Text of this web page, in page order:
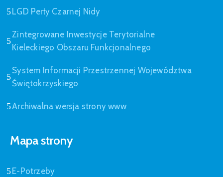
LGD Perły Czarnej Nidy
Zintegrowane Inwestycje Terytorialne
Kieleckiego Obszaru Funkcjonalnego
System Informacji Przestrzennej Województwa
Świętokrzyskiego
Archiwalna wersja strony www
Mapa strony
E-Potrzeby